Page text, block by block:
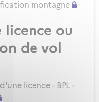
montagne
licence ou
de vol
licence - BPL -